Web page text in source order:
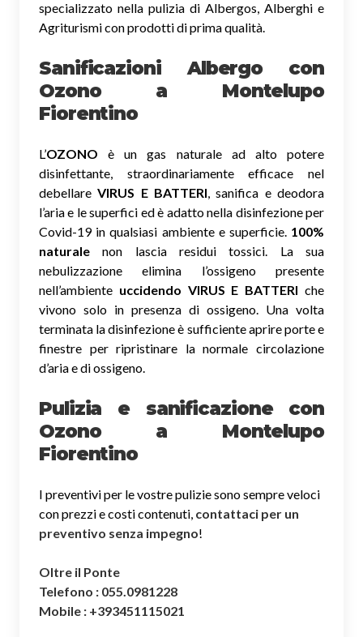
specializzato nella pulizia di Albergos, Alberghi e
Agriturismi con prodotti di prima qualità.
Sanificazioni Albergo con
Ozono a Montelupo
Fiorentino
L’OZONO è un gas naturale ad alto potere
disinfettante, straordinariamente efficace nel
debellareVIRUS E BATTERI, sanifica e deodora
l’aria e le superfici ed è adatto nella disinfezione per
Covid-19 in qualsiasi ambiente e superficie. 100%
naturale non lascia residui tossici. La sua
nebulizzazione elimina l’ossigeno presente
nell’ambiente uccidendo VIRUS E BATTERI che
vivono solo in presenza di ossigeno. Una volta
terminata la disinfezione è sufficiente aprire porte e
finestre per ripristinare la normale circolazione
d’aria e di ossigeno.
Pulizia e sanificazione con
Ozono a Montelupo
Fiorentino
I preventivi per le vostre pulizie sono sempre veloci
con prezzi e costi contenuti, contattaci per un
preventivo senza impegno!
Oltre il Ponte
Telefono : 055.0981228
Mobile : +393451115021